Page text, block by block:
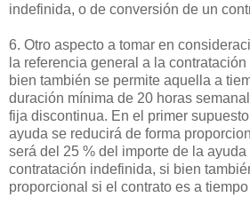
indefinida, o de conversión de un
6. Otro aspecto a tomar en
la referencia general a la
bien también se permite aquella a
duración mínima de 20 horas
fija discontinua. En el primer
ayuda se reducirá de forma
será del 25 % del importe de la
contratación indefinida, si bien
proporcional si el contrato es a